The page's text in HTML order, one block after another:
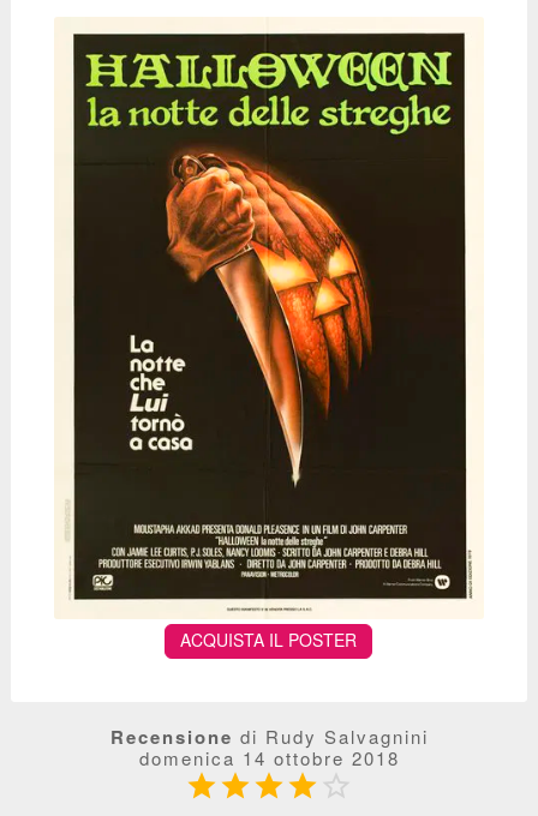
ACQUISTA IL POSTER
Recensione di Rudy Salvagnini
domenica 14 ottobre 2018
 